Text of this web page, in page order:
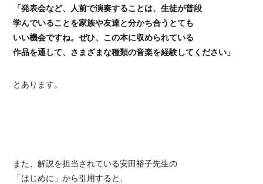
「発表会など、人前で演奏することは、生徒が普段
学んでいることを家族や友達と分かち合うとても
いい機会ですね。ぜひ、この本に収められている
作品を通して、さまざまな種類の音楽を経験してください」
とあります。
また、解説を担当されている安田裕子先生の
「はじめに」から引用すると、